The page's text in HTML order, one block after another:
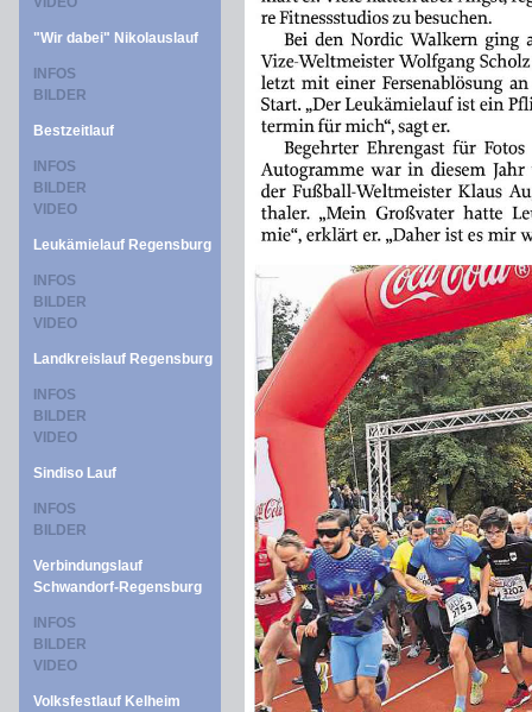
"Wir dabei" Nikolauslauf
INFOS
BILDER
Bestzeitlauf
INFOS
BILDER
VIDEO
Leukämielauf Regensburg
INFOS
BILDER
VIDEO
Landkreislauf Regensburg
INFOS
BILDER
VIDEO
Sindiso Lauf
INFOS
BILDER
Verbindungslauf
Schwandorf-Regensburg
INFOS
BILDER
VIDEO
Volksfestlauf Kelheim